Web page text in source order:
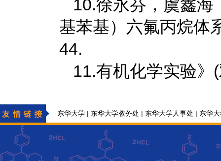
10.徐永芬，虞鑫海
基苯基）六氟丙烷体
44.
11.有机化学实验
东华大学 | 东华大学教务处 | 东华大学人事处 | 东华
东华大学化学与化工学院基础化学实验中心